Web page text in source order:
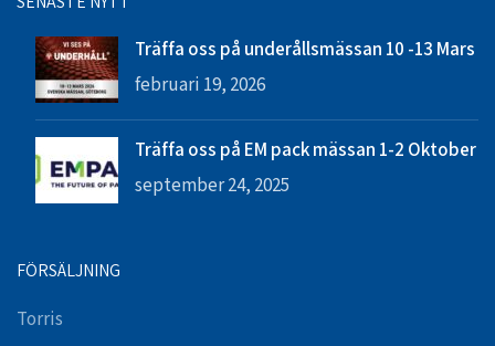
Träffa oss på underållsmässan 10 -13 Mars
februari 19, 2026
Träffa oss på EM pack mässan 1-2 Oktober
september 24, 2025
FÖRSÄLJNING
Torris